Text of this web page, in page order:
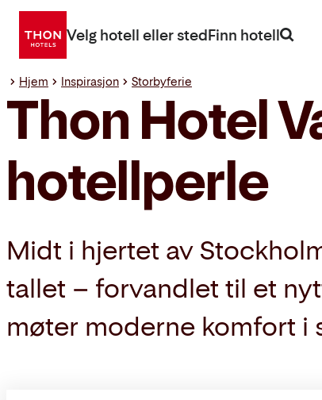
Gå
direkte
Velg hotell eller stedFinn hotell
Hjem Inspirasjon Storbyferie
Thon Hotel
hotellperle
Midt i hjertet av
tallet – forvandlet til et
møter moderne komfort i